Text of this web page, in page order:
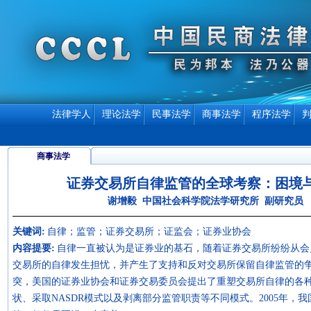
法律学人 理论法学 民事法学 商事法学 程序法学
商事法学
证券交易所自律监管的全球考察：困境
谢增毅 中国社会科学院法学研究所 副研究员
关键词: 自律；监管；证券交易所；证监会；证券业协会
内容提要: 自律一直被认为是证券业的基石，随着证券交易所纷纷从
交易所的自律发生担忧，并产生了支持和反对交易所保留自律监管的
突，美国的证券业协会和证券交易委员会提出了重塑交易所自律的各
状、采取NASDR模式以及剥离部分监管职责等不同模式。2005年，